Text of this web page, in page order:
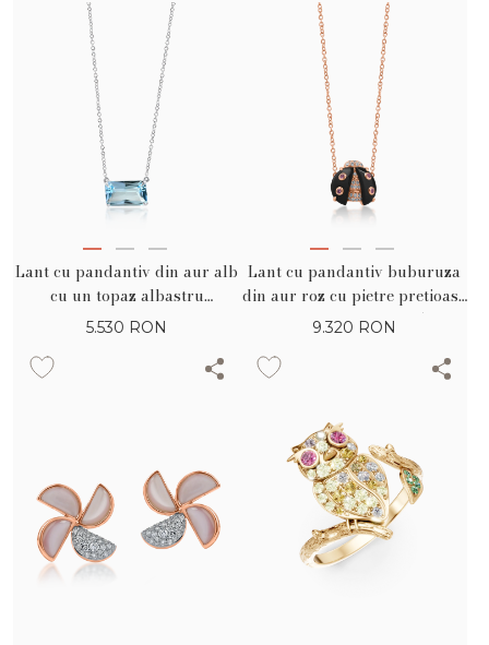
Lant cu pandantiv din aur alb
cu un topaz albastru
octogonal de 2.4ct
5.530 RON
Lant cu pandantiv buburuza
din aur roz cu pietre pretioase
si semipretioase de 1.53ct
9.320 RON